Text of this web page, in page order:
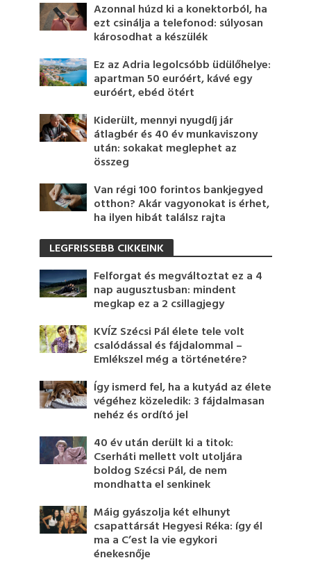
Azonnal húzd ki a konektorból, ha
ezt csinálja a telefonod: súlyosan
károsodhat a készülék
Ez az Adria legolcsóbb üdülőhelye:
apartman 50 euróért, kávé egy
euróért, ebéd ötért
Kiderült, mennyi nyugdíj jár
átlagbér és 40 év munkaviszony
után: sokakat meglephet az
összeg
Van régi 100 forintos bankjegyed
otthon? Akár vagyonokat is érhet,
ha ilyen hibát találsz rajta
LEGFRISSEBB CIKKEINK
Felforgat és megváltoztat ez a 4
nap augusztusban: mindent
megkap ez a 2 csillagjegy
KVÍZ Szécsi Pál élete tele volt
csalódással és fájdalommal –
Emlékszel még a történetére?
Így ismerd fel, ha a kutyád az élete
végéhez közeledik: 3 fájdalmasan
nehéz és ordító jel
40 év után derült ki a titok:
Cserháti mellett volt utoljára
boldog Szécsi Pál, de nem
mondhatta el senkinek
Máig gyászolja két elhunyt
csapattársát Hegyesi Réka: így él
ma a C’est la vie egykori
énekesnője